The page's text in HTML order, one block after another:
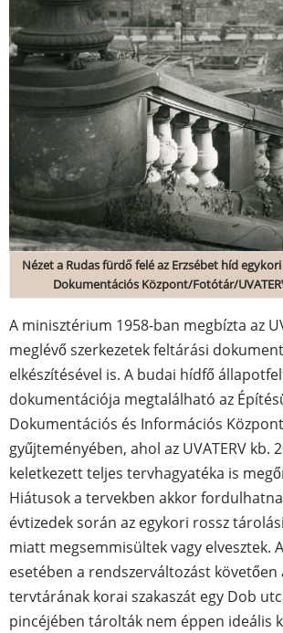
Nézet a Rudas fürdő felé az Erzsébet híd
Dokumentációs Központ/Fotótár/
A minisztérium 1958-ban megbízta az
meglévő szerkezetek feltárási
elkészítésével is. A budai hídfő
dokumentációja megtalálható az
Dokumentációs és Információs Központ
gyűjteményében, ahol az UVATERV kb.
keletkezett teljes tervhagyatéka is
Hiátusok a tervekben akkor
évtizedek során az egykori rossz
miatt megsemmisültek vagy elvesztek.
esetében a rendszerváltozást követően
tervtárának korai szakaszát egy Dob
pincéjében tárolták nem éppen ideális